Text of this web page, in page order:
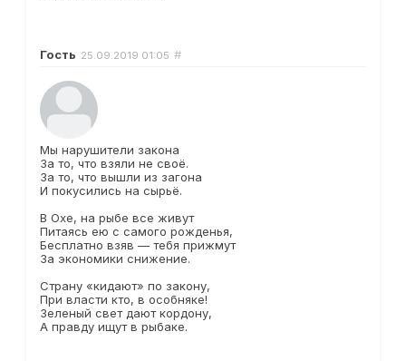
Гость 25.09.2019 01:05 #
Мы нарушители закона
За то, что взяли не своё.
За то, что вышли из загона
И покусились на сырьё.
В Охе, на рыбе все живут
Питаясь ею с самого рожденья,
Бесплатно взяв — тебя прижмут
За экономики снижение.
Страну «кидают» по закону,
При власти кто, в особняке!
Зеленый свет дают кордону,
А правду ищут в рыбаке.